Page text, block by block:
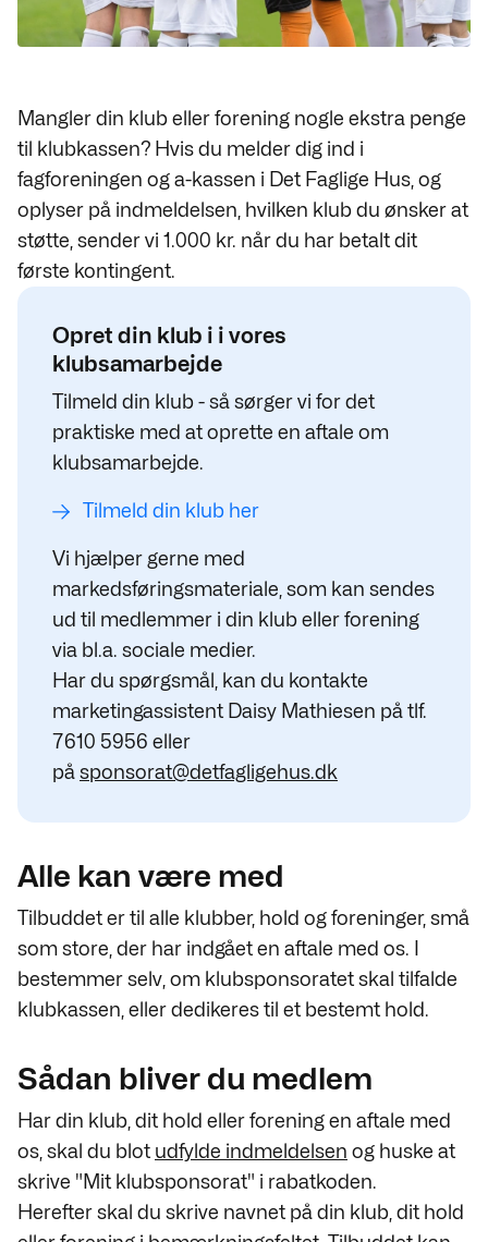
Mangler din klub eller forening nogle ekstra penge
til klubkassen? Hvis du melder dig ind i
fagforeningen og a-kassen i Det Faglige Hus, og
oplyser på indmeldelsen, hvilken klub du ønsker at
støtte, sender vi 1.000 kr. når du har betalt dit
første kontingent.
Opret din klub i i vores
klubsamarbejde
Tilmeld din klub - så sørger vi for det
praktiske med at oprette en aftale om
klubsamarbejde.
Tilmeld din klub her
Vi hjælper gerne med
markedsføringsmateriale, som kan sendes
ud til medlemmer i din klub eller forening
via bl.a. sociale medier.
Har du spørgsmål, kan du kontakte
marketingassistent Daisy Mathiesen på tlf.
7610 5956 eller
påsponsorat@detfagligehus.dk
Alle kan være med
Tilbuddet er til alle klubber, hold og foreninger, små
som store, der har indgået en aftale med os. I
bestemmer selv, om klubsponsoratet skal tilfalde
klubkassen, eller dedikeres til et bestemt hold.
Sådan bliver du medlem
Har din klub, dit hold eller forening en aftale med
os, skal du blot udfylde indmeldelsen og huske at
skrive "Mit klubsponsorat" i rabatkoden.
Herefter skal du skrive navnet på din klub, dit hold